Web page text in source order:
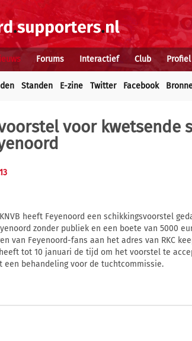
Forums Interactief Club Profiel
Standen E-zine Twitter Facebook
voor kwetsende
heeft Feyenoord een schikkingsvoorstel
zonder publiek en een boete van 5000
van Feyenoord-fans aan het adres van RKC
tot 10 januari de tijd om het voorstel te
een behandeling voor de tuchtcommissie.